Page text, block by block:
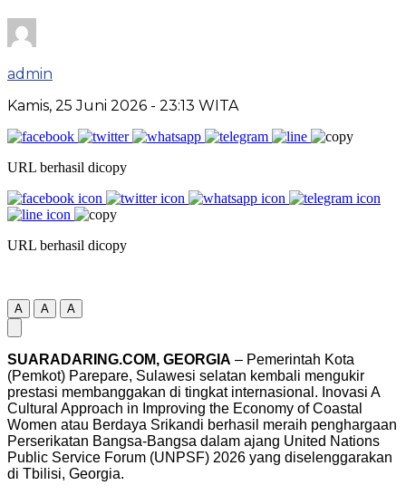
admin
Kamis, 25 Juni 2026 - 23:13 WITA
URL berhasil dicopy
URL berhasil dicopy
A A A
SUARADARING.COM, GEORGIA – Pemerintah Kota
(Pemkot) Parepare, Sulawesi selatan kembali mengukir
prestasi membanggakan di tingkat internasional. Inovasi A
Cultural Approach in Improving the Economy of Coastal
Women atau Berdaya Srikandi berhasil meraih penghargaan
Perserikatan Bangsa-Bangsa dalam ajang United Nations
Public Service Forum (UNPSF) 2026 yang diselenggarakan
di Tbilisi, Georgia.